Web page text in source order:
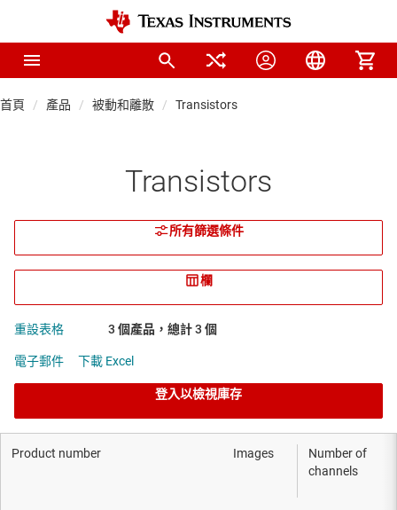
首頁 產品 被動和離散 Transistors
Transistors
所有篩選條件
欄
重設表格 3 個產品，總計 3 個
電子郵件 下載 Excel
登入以檢視庫存
Number of
channels
Product number Images